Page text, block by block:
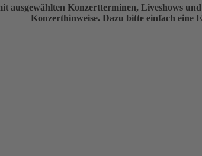
ausgewählten Konzertterminen, Liveshows
Konzerthinweise. Dazu bitte einfach eine